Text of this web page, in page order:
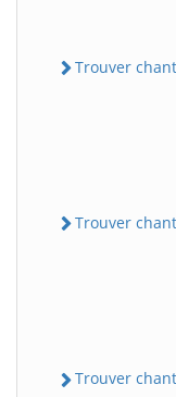
Trouver
Trouver
Trouver